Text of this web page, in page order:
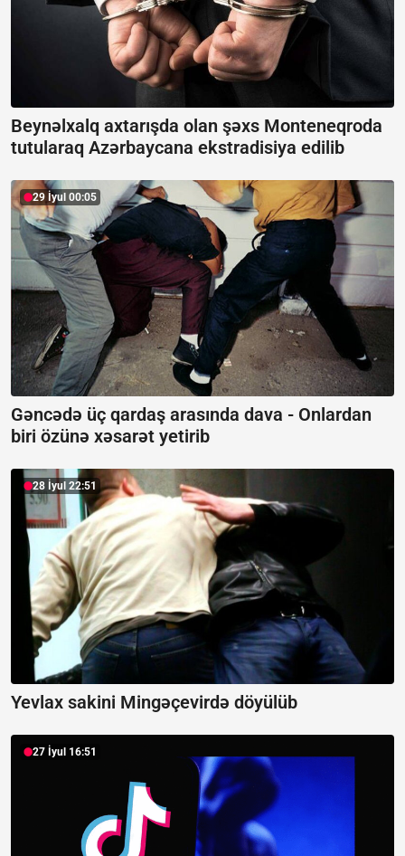
Beynəlxalq axtarışda olan şəxs Monteneqroda
tutularaq Azərbaycana ekstradisiya edilib
29 İyul 00:05
Gəncədə üç qardaş arasında dava - Onlardan
biri özünə xəsarət yetirib
28 İyul 22:51
Yevlax sakini Mingəçevirdə döyülüb
27 İyul 16:51